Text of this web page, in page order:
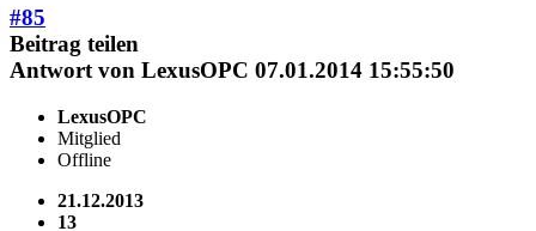
#85
Beitrag teilen
Antwort von LexusOPC 07.01.2014 15:55:50
LexusOPC
Mitglied
Offline
21.12.2013
13